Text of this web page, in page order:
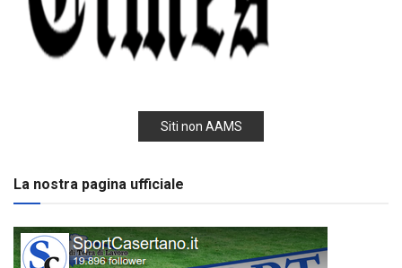
Siti non AAMS
La nostra pagina ufficiale